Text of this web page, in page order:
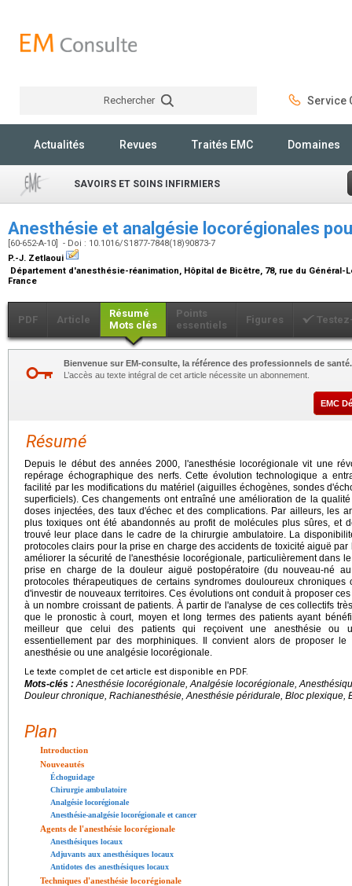
Rechercher Service
Actualités Revues Traités EMC Domaines
SAVOIRS ET SOINS INFIRMIERS
Anesthésie et analgésie locorégionales
[60-652-A-10] - Doi : 10.1016/S1877-7848(18)90873-7
P.-J. Zetlaoui
Département d'anesthésie-réanimation, Hôpital de Bicêtre, 78, rue du Général-
France
PDF Article
Résumé
Mots clés
Points
essentiels
Figures
Bienvenue sur EM-consulte, la référence des professionnels de santé.
L’accès au texte intégral de cet article nécessite un abonnement.
EMC
Résumé
Depuis le début des années 2000, l'anesthésie locorégionale vit une
repérage échographique des nerfs. Cette évolution technologique a
facilité par les modifications du matériel (aiguilles échogènes, sondes
superficiels). Ces changements ont entraîné une amélioration de la
doses injectées, des taux d'échec et des complications. Par ailleurs, les
plus toxiques ont été abandonnés au profit de molécules plus sûres, et
trouvé leur place dans le cadre de la chirurgie ambulatoire. La
protocoles clairs pour la prise en charge des accidents de toxicité aiguë
améliorer la sécurité de l'anesthésie locorégionale, particulièrement dans
prise en charge de la douleur aiguë postopératoire (du nouveau-né
protocoles thérapeutiques de certains syndromes douloureux
d'investir de nouveaux territoires. Ces évolutions ont conduit à proposer
à un nombre croissant de patients. À partir de l'analyse de ces collectifs
que le pronostic à court, moyen et long termes des patients ayant
meilleur que celui des patients qui reçoivent une anesthésie ou
essentiellement par des morphiniques. Il convient alors de proposer
anesthésie ou une analgésie locorégionale.
Le texte complet de cet article est disponible en PDF.
Mots-clés : Anesthésie locorégionale, Analgésie locorégionale,
Douleur chronique, Rachianesthésie, Anesthésie péridurale, Bloc plexique,
Plan
Introduction
Nouveautés
Échoguidage
Chirurgie ambulatoire
Analgésie locorégionale
Anesthésie-analgésie locorégionale et cancer
Agents de l'anesthésie locorégionale
Anesthésiques locaux
Adjuvants aux anesthésiques locaux
Antidotes des anesthésiques locaux
Techniques d'anesthésie locorégionale